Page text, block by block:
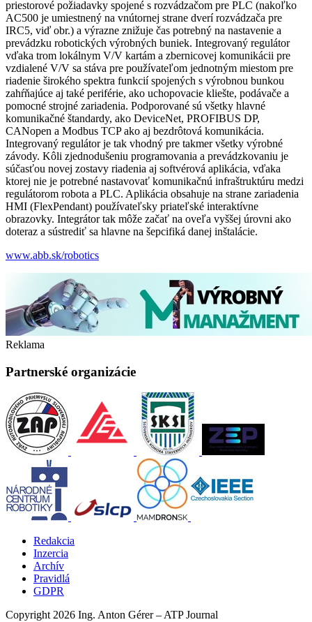
priestorové požiadavky spojené s rozvádzačom pre PLC (nakoľko
AC500 je umiestnený na vnútornej strane dverí rozvádzača pre
IRC5, viď obr.) a výrazne znižuje čas potrebný na nastavenie a
prevádzku robotických výrobných buniek. Integrovaný regulátor
vďaka trom lokálnym V/V kartám a zbernicovej komunikácii pre
vzdialené V/V sa stáva pre používateľom jednotným miestom pre
riadenie širokého spektra funkcií spojených s výrobnou bunkou
zahŕňajúce aj také periférie, ako uchopovacie kliešte, podávače a
pomocné strojné zariadenia. Podporované sú všetky hlavné
komunikačné štandardy, ako DeviceNet, PROFIBUS DP,
CANopen a Modbus TCP ako aj bezdrôtová komunikácia.
Integrovaný regulátor je tak vhodný pre takmer všetky výrobné
závody. Kôli zjednodušeniu programovania a prevádzkovaniu je
súčasťou novej zostavy riadenia aj softvérová aplikácia, vďaka
ktorej nie je potrebné nastavovať komunikačnú infraštruktúru medzi
regulátorom robota a PLC. Aplikácia obsahuje na strane zariadenia
HMI (FlexPendant) používateľsky priateľské interaktívne
obrazovky. Integrátor tak môže začať na oveľa vyššej úrovni ako
doteraz a sústrediť sa hlavne na šepcifiká danej inštalácie.
www.abb.sk/robotics
Reklama
Partnerské organizácie
Redakcia
Inzercia
Archív
Pravidlá
GDPR
Copyright 2026 Ing. Anton Gérer – ATP Journal